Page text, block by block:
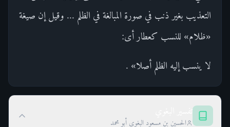
التعذيب بغير ذنب في صورة المبالغة في الظلم ... وقيل إن صيغة
«ظلام» للنسب كعطار أى:
لا ينسب إليه الظلم أصلا» .
الحسين بن مسعود البغوي أبو محمد